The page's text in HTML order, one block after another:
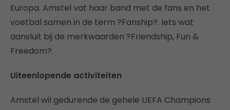
Europa. Amstel vat haar band met de fans en het
voetbal samen in de term ?Fanship?. Iets wat
aansluit bij de merkwaarden ?Friendship, Fun &
Freedom?.
Uiteenlopende activiteiten
Amstel wil gedurende de gehele UEFA Champions